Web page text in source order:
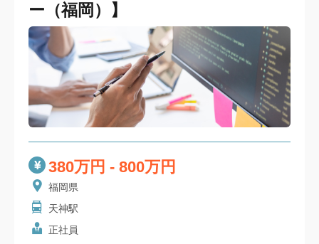
ー（福岡）】
380万円 - 800万円
福岡県
天神駅
正社員